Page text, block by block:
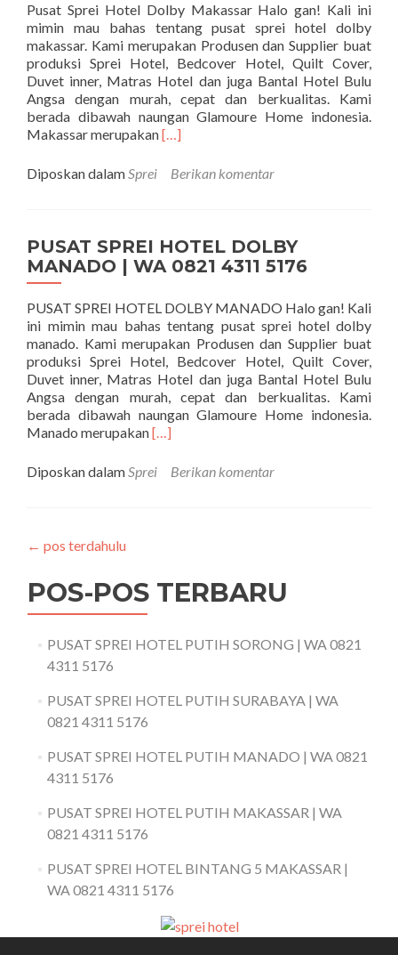
Pusat Sprei Hotel Dolby Makassar Halo gan! Kali ini
mimin mau bahas tentang pusat sprei hotel dolby
makassar. Kami merupakan Produsen dan Supplier buat
produksi Sprei Hotel, Bedcover Hotel, Quilt Cover,
Duvet inner, Matras Hotel dan juga Bantal Hotel Bulu
Angsa dengan murah, cepat dan berkualitas. Kami
berada dibawah naungan Glamoure Home indonesia.
Makassar merupakanSelengkapnya tentangPUSAT SPREI
[…]
Diposkan dalamSprei Berikan komentar
PUSAT SPREI HOTEL DOLBY
MANADO | WA 0821 4311 5176
PUSAT SPREI HOTEL DOLBY MANADO Halo gan! Kali
ini mimin mau bahas tentang pusat sprei hotel dolby
manado. Kami merupakan Produsen dan Supplier buat
produksi Sprei Hotel, Bedcover Hotel, Quilt Cover,
Duvet inner, Matras Hotel dan juga Bantal Hotel Bulu
Angsa dengan murah, cepat dan berkualitas. Kami
berada dibawah naungan Glamoure Home indonesia.
Manado merupakanSelengkapnya tentangPUSAT SPREI
[…]
Diposkan dalamSprei Berikan komentar
← pos terdahulu
POS-POS TERBARU
PUSAT SPREI HOTEL PUTIH SORONG | WA 0821
4311 5176
PUSAT SPREI HOTEL PUTIH SURABAYA | WA
0821 4311 5176
PUSAT SPREI HOTEL PUTIH MANADO | WA 0821
4311 5176
PUSAT SPREI HOTEL PUTIH MAKASSAR | WA
0821 4311 5176
PUSAT SPREI HOTEL BINTANG 5 MAKASSAR |
WA 0821 4311 5176